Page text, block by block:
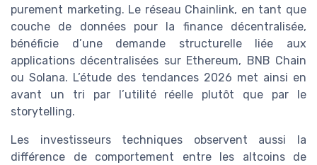
purement marketing. Le réseau Chainlink, en tant que
couche de données pour la finance décentralisée,
bénéficie d’une demande structurelle liée aux
applications décentralisées sur Ethereum, BNB Chain
ou Solana. L’étude des tendances 2026 met ainsi en
avant un tri par l’utilité réelle plutôt que par le
storytelling.
Les investisseurs techniques observent aussi la
différence de comportement entre les altcoins de